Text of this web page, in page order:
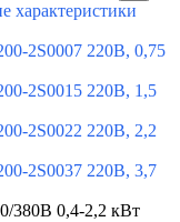
характеристики
2S0007 220В, 0,75
2S0015 220В, 1,5
2S0022 220В, 2,2
2S0037 220В, 3,7
380В 0,4-2,2 кВт